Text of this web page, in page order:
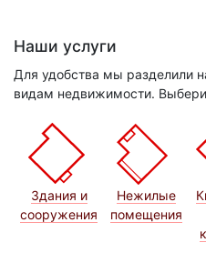
Наши услуги
Для удобства мы разделили
видам недвижимости.
Здания и
сооружения
Нежилые
помещения